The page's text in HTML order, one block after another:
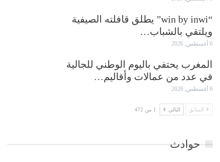
“win by inwi” يطلق قافلته الصيفية
ويلتقي بالشباب…
6 أغسطس, 2026
المغرب يحتفي باليوم الوطني للجالية
في عدد من عمالات وأقاليم…
6 أغسطس, 2026
السابق التالي 1 من 472
حوادث